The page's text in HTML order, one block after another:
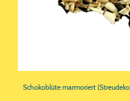
Schokoblüte marmoriert